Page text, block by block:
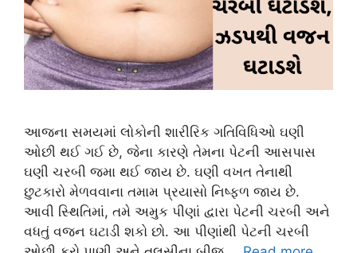
આજના સમયમાં લોકોની શારીરિક ગતિવિધિઓ ઘણી
ઓછી થઈ ગઈ છે, જેના કારણે તેમના પેટની આસપાસ
ઘણી ચરબી જમા થઈ જાય છે. ઘણી વખત તેનાથી
છુટકારો મેળવવાના તમામ પ્રયાસો નિષ્ફળ જાય છે.
આવી સ્થિતિમાં, તમે અમુક પીણાં દ્વારા પેટની ચરબી અને
વધતું વજન ઘટાડી શકો છો. આ પીણાંથી પેટની ચરબી